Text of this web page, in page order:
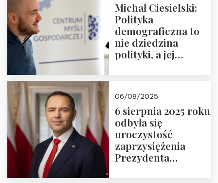
Michał Ciesielski:
Polityka
demograficzna to
nie dziedzina
polityki, a jej
06/08/2025
6 sierpnia 2025 roku
odbyła się
uroczystość
zaprzysiężenia
Prezydenta